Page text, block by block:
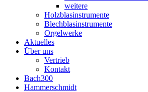
weitere
Holzblasinstrumente
Blechblasinstrumente
Orgelwerke
Aktuelles
Über uns
Vertrieb
Kontakt
Bach300
Hammerschmidt